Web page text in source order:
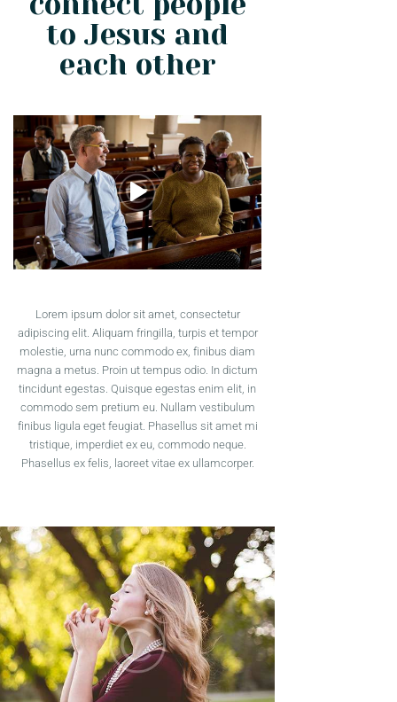
to Jesus and
each other
Lorem ipsum dolor sit amet, consectetur
adipiscing elit. Aliquam fringilla, turpis et tempor
molestie, urna nunc commodo ex, finibus diam
magna a metus. Proin ut tempus odio. In dictum
tincidunt egestas. Quisque egestas enim elit, in
commodo sem pretium eu. Nullam vestibulum
finibus ligula eget feugiat. Phasellus sit amet mi
tristique, imperdiet ex eu, commodo neque.
Phasellus ex felis, laoreet vitae ex ullamcorper.